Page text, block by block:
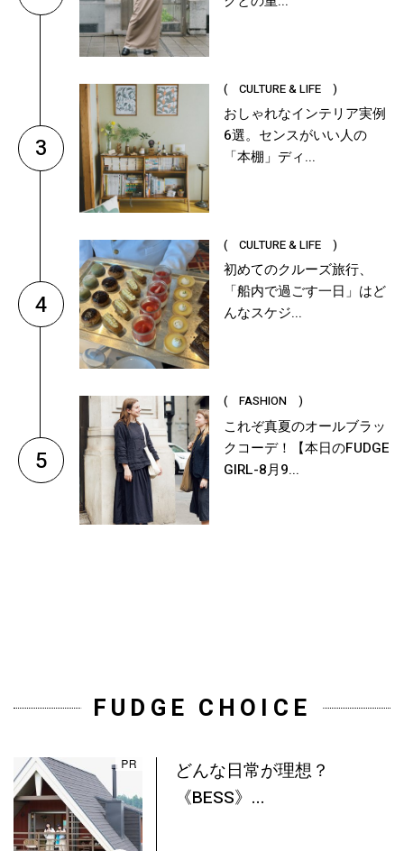
3
( CULTURE & LIFE )
おしゃれなインテリア実例
6選。センスがいい人の
「本棚」ディ...
4
( CULTURE & LIFE )
初めてのクルーズ旅行、
「船内で過ごす一日」はど
んなスケジ...
5
( FASHION )
これぞ真夏のオールブラッ
クコーデ！【本日のFUDGE
GIRL-8月9...
FUDGE CHOICE
どんな日常が理想？
《BESS》...